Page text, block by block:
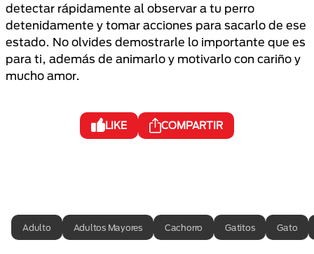
detectar rápidamente al observar a tu perro
detenidamente y tomar acciones para sacarlo de ese
estado. No olvides demostrarle lo importante que es
para ti, además de animarlo y motivarlo con cariño y
mucho amor.
LIKE COMPARTIR
Adulto Adultos Mayores Cachorro Gatitos Gato